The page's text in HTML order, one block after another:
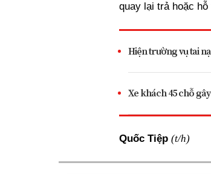
quay lại trả hoặc
Hiện trường vụ tai
Xe khách 45 chỗ
Quốc Tiệp (t/h)